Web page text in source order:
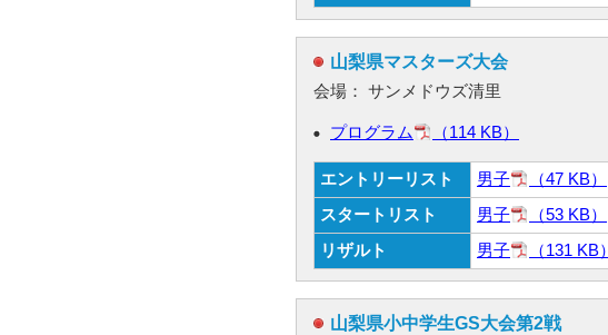
山梨県マスターズ大会
会場： サンメドウズ清里
プログラム （114 KB）
エントリーリスト 男子 （47 KB）
スタートリスト
男子 （53 KB）
リザルト
男子 （131 KB）
山梨県小中学生GS大会第2戦